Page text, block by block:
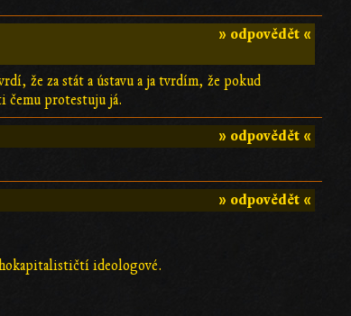
» odpovědět «
že za stát a ústavu a ja tvrdím, že pokud
protestuju já.
» odpovědět «
» odpovědět «
ideologové.